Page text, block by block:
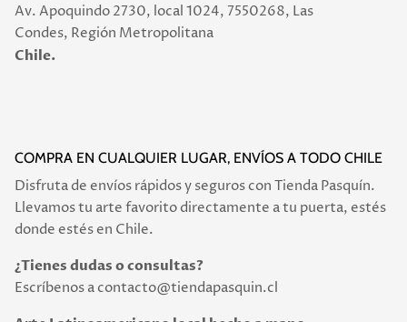
Av. Apoquindo 2730, local 1024, 7550268, Las
Condes, Región Metropolitana
Chile.
COMPRA EN CUALQUIER LUGAR, ENVÍOS A TODO CHILE
Disfruta de envíos rápidos y seguros con Tienda Pasquín.
Llevamos tu arte favorito directamente a tu puerta, estés
donde estés en Chile.
¿Tienes dudas o consultas?
Escríbenos a contacto@tiendapasquin.cl